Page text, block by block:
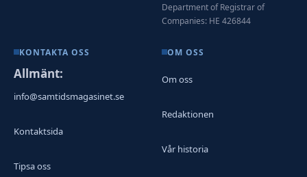
Department of Registrar of
Companies: HE 426844
KONTAKTA OSS
Allmänt:
info@samtidsmagasinet.se
Kontaktsida
Tipsa oss
OM OSS
Om oss
Redaktionen
Vår historia